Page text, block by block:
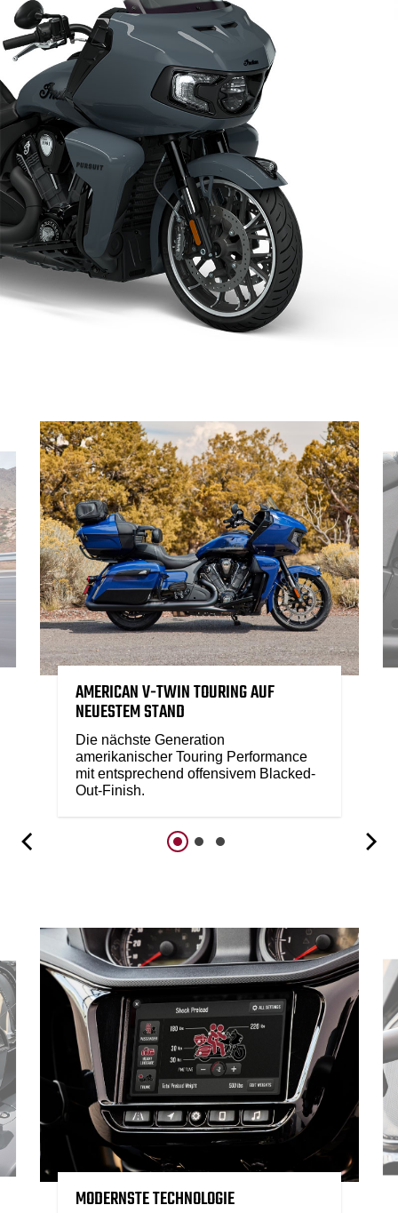
AMERICAN V-TWIN TOURING AUF
NEUESTEM STAND
Die nächste Generation
amerikanischer Touring Performance
mit entsprechend offensivem Blacked-
Out-Finish.
MODERNSTE TECHNOLOGIE